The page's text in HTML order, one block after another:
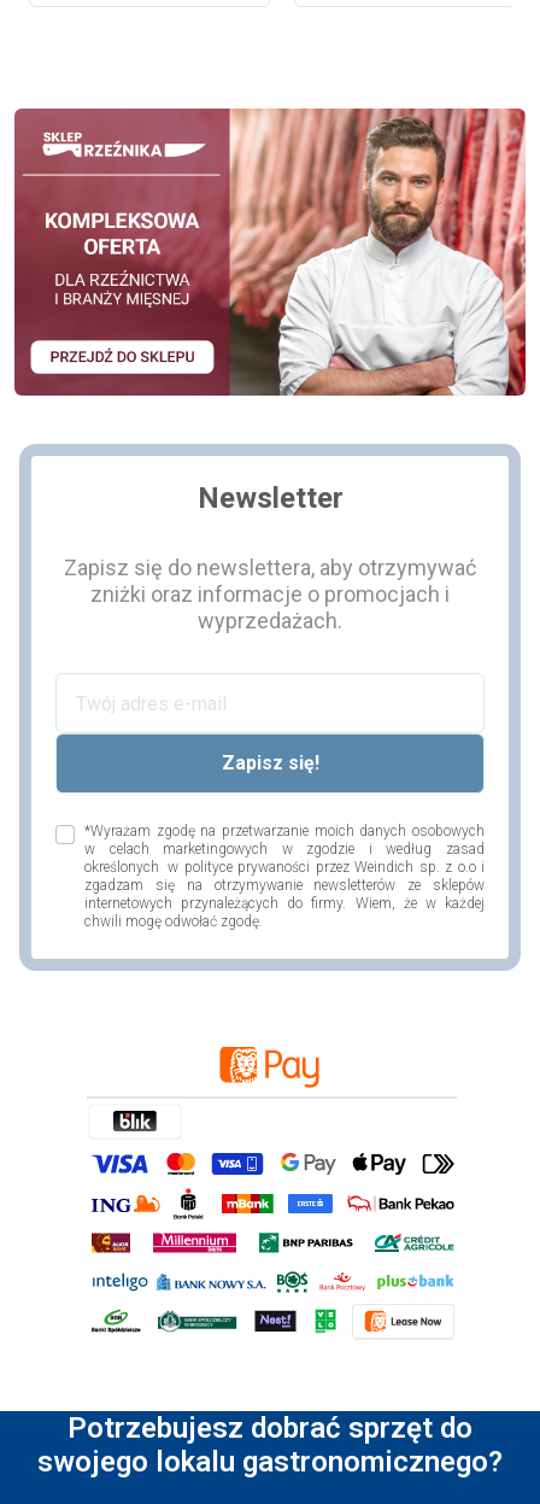
Newsletter
Zapisz się do newslettera, aby otrzymywać
zniżki oraz informacje o promocjach i
wyprzedażach.
*Wyrażam zgodę na przetwarzanie moich danych osobowych
w celach marketingowych w zgodzie i według zasad
określonych w polityce prywaności przez Weindich sp. z o.o i
zgadzam się na otrzymywanie newsletterów ze sklepów
internetowych przynależących do firmy. Wiem, że w każdej
chwili mogę odwołać zgodę.
Potrzebujesz dobrać sprzęt do
swojego lokalu gastronomicznego?